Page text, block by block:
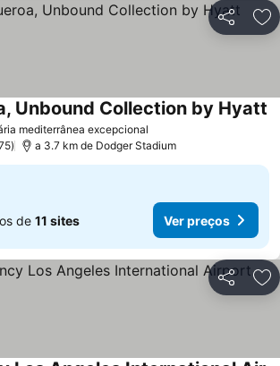
Partilhar
mediterrânea excepcional
Unbound Collection by Hyatt
a 3.7 km de Dodger Stadium
de 11 sites Ver preços
Partilhar